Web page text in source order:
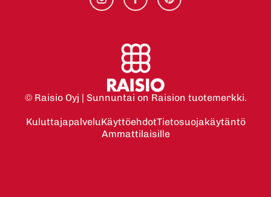
© Raisio Oyj | Sunnuntai on Raision tuotemerkki.
KuluttajapalveluKäyttöehdotTietosuojakäytäntö
Ammattilaisille